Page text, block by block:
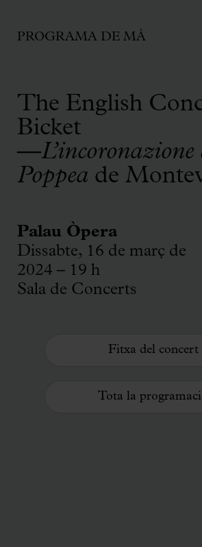
PROGRAMA DE MÀ
The English
Bicket
—L’incoronazione
Poppea de
Palau Òpera
Dissabte, 16 de març de
2024 – 19 h
Sala de Concerts
Fitxa del concert
Tota la